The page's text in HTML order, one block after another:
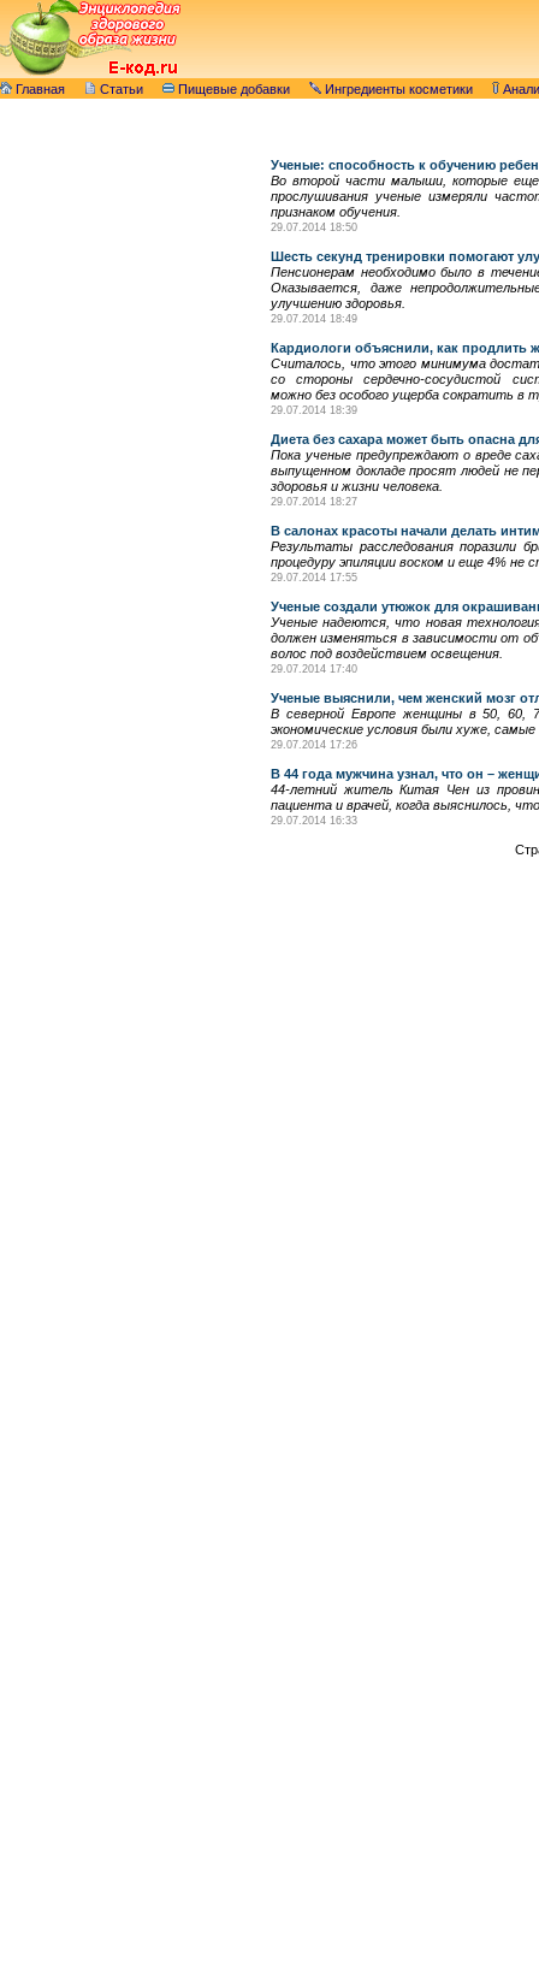
Главная Статьи Пищевые добавки Ингредиенты косметики
Ученые: способность к обучению
Во второй части малыши, которые еще
прослушивания ученые измеряли
признаком обучения.
29.07.2014 18:50
Шесть секунд тренировки помогают
Пенсионерам необходимо было в
Оказывается, даже
улучшению здоровья.
29.07.2014 18:49
Кардиологи объяснили, как продлить
Считалось, что этого минимума
со стороны сердечно-сосудистой
можно без особого ущерба сократить в
29.07.2014 18:39
Диета без сахара может быть опасна
Пока ученые предупреждают о вреде
выпущенном докладе просят людей не
здоровья и жизни человека.
29.07.2014 18:27
В салонах красоты начали делать
Результаты расследования поразили
процедуру эпиляции воском и еще 4% не
29.07.2014 17:55
Ученые создали утюжок для
Ученые надеются, что новая
должен изменяться в зависимости от
волос под воздействием освещения.
29.07.2014 17:40
Ученые выяснили, чем женский мозг
В северной Европе женщины в 50,
экономические условия были хуже,
29.07.2014 17:26
В 44 года мужчина узнал, что он –
44-летний житель Китая Чен из
пациента и врачей, когда выяснилось,
29.07.2014 16:33